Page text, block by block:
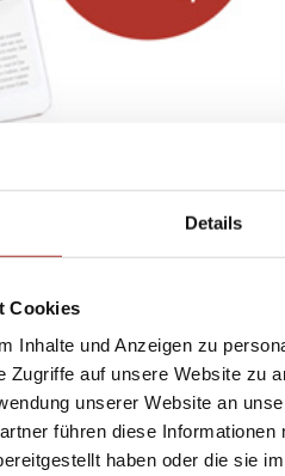
Details
Cookies
Inhalte und Anzeigen zu
Zugriffe auf unsere Website zu
unserer Website an
führen diese
haben oder die sie
Newsletter
möglich.
deinen Einkauf ab 100 €